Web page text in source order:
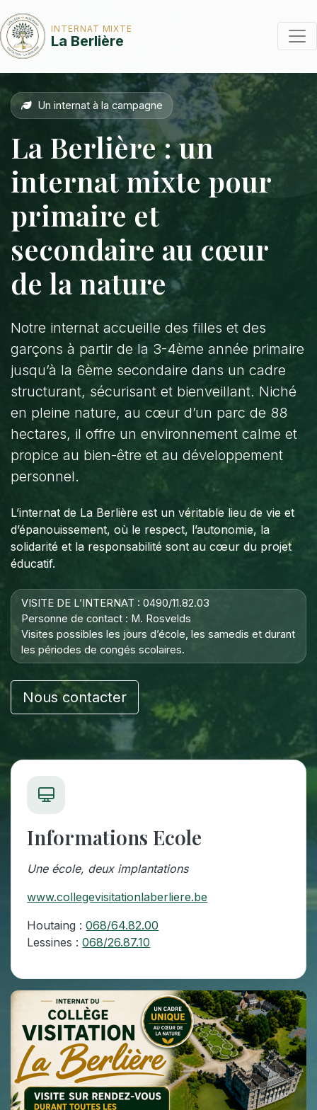
INTERNAT MIXTE
La Berlière
Un internat à la campagne
La Berlière : un
internat mixte pour
primaire et
secondaire au cœur
de la nature
Notre internat accueille des filles et des
garçons à partir de la 3-4ème année primaire
jusqu’à la 6ème secondaire dans un cadre
structurant, sécurisant et bienveillant. Niché
en pleine nature, au cœur d’un parc de 88
hectares, il offre un environnement calme et
propice au bien-être et au développement
personnel.
L’internat de La Berlière est un véritable lieu de vie et
d’épanouissement, où le respect, l’autonomie, la
solidarité et la responsabilité sont au cœur du projet
éducatif.
VISITE DE L’INTERNAT : 0490/11.82.03
Personne de contact : M. Rosvelds
Visites possibles les jours d’école, les samedis et durant
les périodes de congés scolaires.
Nous contacter
Informations Ecole
Une école, deux implantations
www.collegevisitationlaberliere.be
Houtaing :068/64.82.00
Lessines :068/26.87.10